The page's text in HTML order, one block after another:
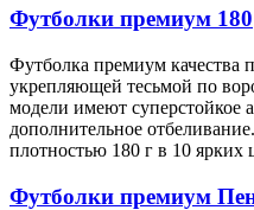
Футболки премиум 180
Футболка премиум качества
укрепляющей тесьмой по
модели имеют суперстойкое
дополнительное
плотностью 180 г в 10 ярких
Футболки премиум